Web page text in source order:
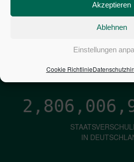
Akzeptieren
Ablehnen
Einstellungen
Cookie Richtlinie
1,601
ZINSEN
PRO SEKUNDE
IN